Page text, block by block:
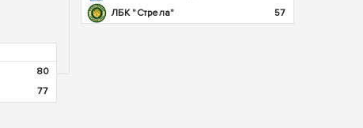
80
77
ЛБК "Стрела"
57